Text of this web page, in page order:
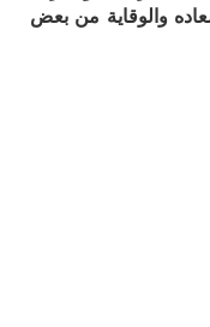
والوقاية من بعض